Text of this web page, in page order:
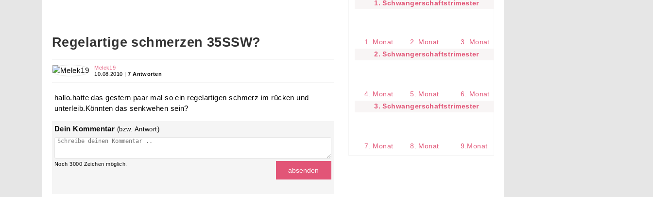
Regelartige schmerzen 35SSW?
Melek19
10.08.2010 |7 Antworten
hallo.hatte das gestern paar mal so ein regelartigen schmerz im rücken und
unterleib.Könnten das senkwehen sein?
Dein Kommentar (bzw. Antwort)
Noch3000 Zeichen möglich.
1. Schwangerschaftstrimester
1. Monat 2. Monat
3. Monat
2. Schwangerschaftstrimester
4. Monat 5. Monat
6. Monat
3. Schwangerschaftstrimester
7. Monat 8. Monat 9.Monat